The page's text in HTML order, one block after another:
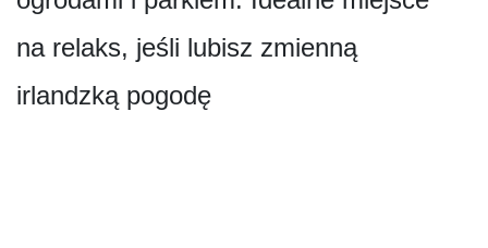
na relaks, jeśli lubisz zmienną
irlandzką pogodę